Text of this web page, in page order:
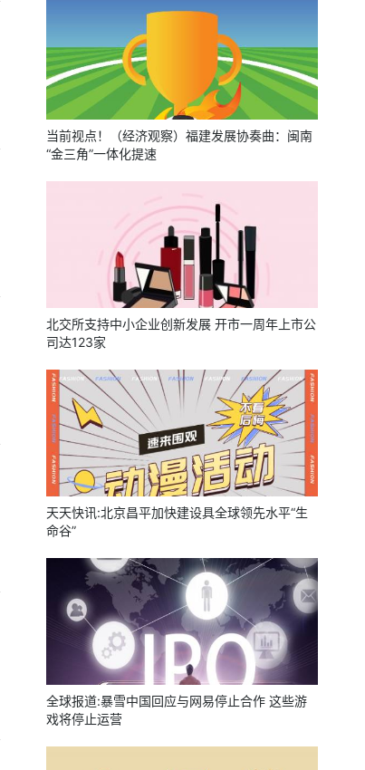
当前视点！（经济观察）福建发展协奏曲：闽南
“金三角”一体化提速
北交所支持中小企业创新发展 开市一周年上市公
司达123家
天天快讯:北京昌平加快建设具全球领先水平“生
命谷”
全球报道:暴雪中国回应与网易停止合作 这些游
戏将停止运营